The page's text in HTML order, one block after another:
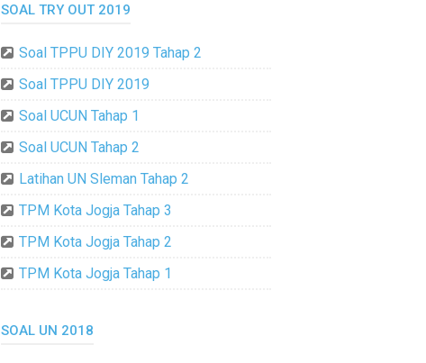
SOAL TRY OUT 2019
Soal TPPU DIY 2019 Tahap 2
Soal TPPU DIY 2019
Soal UCUN Tahap 1
Soal UCUN Tahap 2
Latihan UN Sleman Tahap 2
TPM Kota Jogja Tahap 3
TPM Kota Jogja Tahap 2
TPM Kota Jogja Tahap 1
SOAL UN 2018